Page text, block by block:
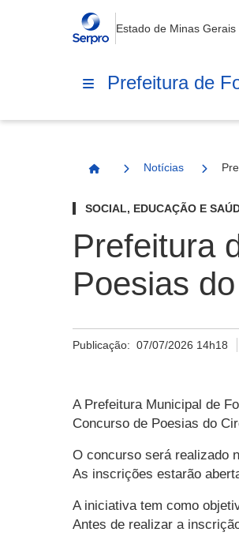
Estado de Minas Gerais
Prefeitura de
Página Inicial
Notícias
SOCIAL, EDUCAÇÃO E
Prefeitura
Poesias
Publicação: 07/07/2026 14h18
A Prefeitura Municipal de
Concurso de Poesias do
O concurso será realizado
As inscrições estarão
A iniciativa tem como
Antes de realizar a